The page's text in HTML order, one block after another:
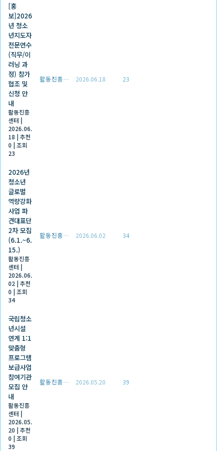
[홍
보]2026
년 청소
년지도자
전문연수
(직무/이
러닝 과
정) 참가
협조 및
신청 안
내
활동진흥
센터 |
2026.06.
18 |추천
0 |조회
23
활동진흥센터 2026.06.18 23
2026년
청소년
글로벌
역량강화
사업 파
견대표단
2차 모집
(6.1.~6.
15.)
활동진흥
센터 |
2026.06.
02 |추천
0 |조회
34
활동진흥센터 2026.06.02 34
국립청소
년시설
연계 1:1
맞춤형
프로그램
보급사업
참여기관
모집 안
내
활동진흥
센터 |
2026.05.
20 |추천
0 |조회
39
활동진흥센터 2026.05.20 39